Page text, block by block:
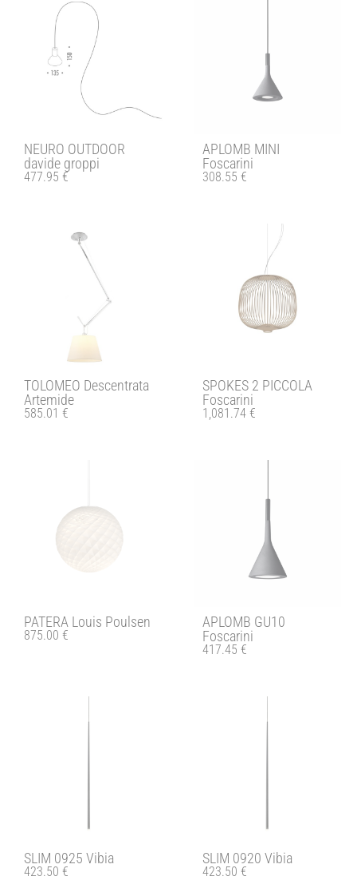
NEURO OUTDOOR
davide groppi
477.95 €
APLOMB MINI
Foscarini
308.55 €
TOLOMEO Descentrata
Artemide
585.01 €
SPOKES 2 PICCOLA
Foscarini
1,081.74 €
PATERA Louis Poulsen
875.00 €
APLOMB GU10
Foscarini
417.45 €
SLIM 0925 Vibia
423.50 €
SLIM 0920 Vibia
423.50 €